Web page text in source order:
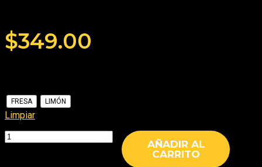
$349.00
FRESA LIMÓN
Limpiar
AÑADIR AL
CARRITO